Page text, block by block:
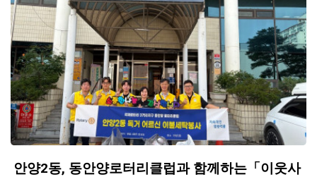
안양2동, 동안양로터리클럽과 함께하는「이웃사